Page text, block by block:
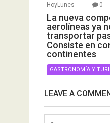
HoyLunes
0
La nueva
aerolíneas ya
transportar
Consiste en
continentes
GASTRONOMÍA Y
LEAVE A